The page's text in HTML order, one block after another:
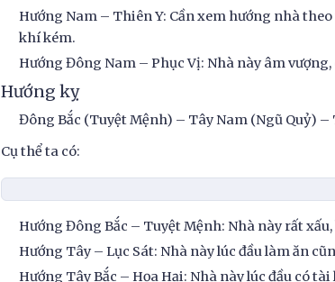
Hướng Nam – Thiên Y: Cần xem hướng nhà
khí kém.
Hướng Đông Nam – Phục Vị: Nhà này âm
Hướng kỵ
Đông Bắc (Tuyệt Mệnh) – Tây Nam (Ngũ Quỷ) –
Cụ thể ta có:
Hướng Đông Bắc – Tuyệt Mệnh: Nhà này rất
Hướng Tây – Lục Sát: Nhà này lúc đầu làm ăn
Hướng Tây Bắc – Họa Hại: Nhà này lúc đầu có